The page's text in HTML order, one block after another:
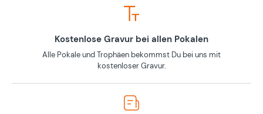
Kostenlose Gravur bei allen Pokalen
Alle Pokale und Trophäen bekommst Du bei uns mit
kostenloser Gravur.